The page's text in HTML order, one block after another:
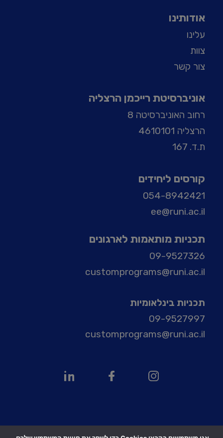
אודותינו
עלינו
צוות
צור קשר
אוניברסיטת רייכמן הרצליה
רחוב האוניברסיטה 8
הרצליה 4610101
ת.ד. 167
קורסים ליחידים
054-8942421
ee@runi.ac.il
תכניות מותאמות לארגונים
09-9527326
customprograms@runi.ac.il
תכניות בינלאומיות
09-9527997
customprograms@runi.ac.il